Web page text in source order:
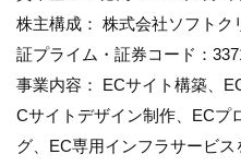
株主構成： 株式会社ソフトク
証プライム・証券コード：
事業内容： ECサイト構築、
Cサイトデザイン制作、ECプ
グ、EC専用インフラサービ